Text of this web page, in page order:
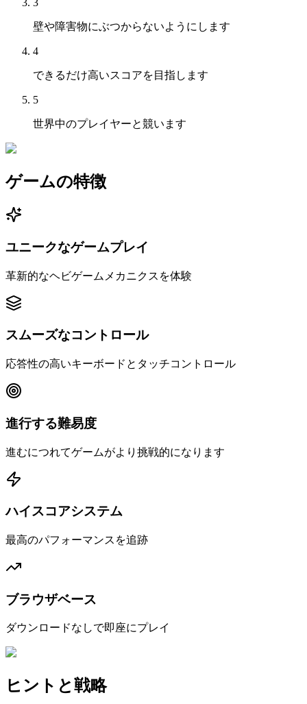
3
壁や障害物にぶつからないようにします
4
できるだけ高いスコアを目指します
5
世界中のプレイヤーと競います
ゲームの特徴
ユニークなゲームプレイ
革新的なヘビゲームメカニクスを体験
スムーズなコントロール
応答性の高いキーボードとタッチコントロール
進行する難易度
進むにつれてゲームがより挑戦的になります
ハイスコアシステム
最高のパフォーマンスを追跡
ブラウザベース
ダウンロードなしで即座にプレイ
ヒントと戦略